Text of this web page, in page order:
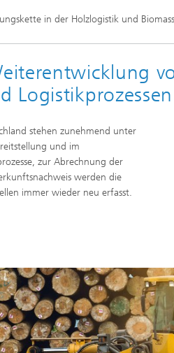
in der Holzlogistik und
stehen zunehmend unter
und im
zur Abrechnung der
werden die
immer wieder neu erfasst.